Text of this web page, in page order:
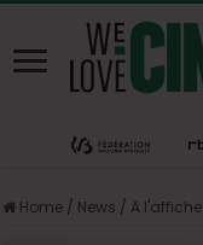
Home / News / A l'affiche